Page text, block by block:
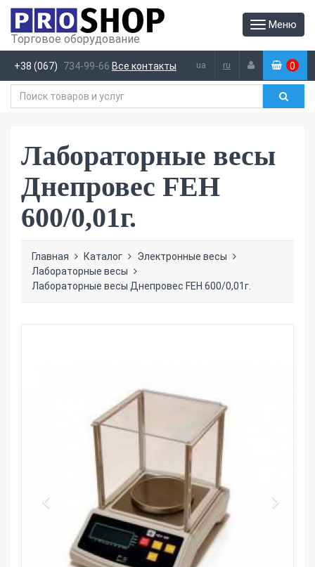
Меню
Торговое оборудование
+38 (067) 734-99-66 Все контакты ua ru (0 )
Лабораторные весы
Днепровес FEH
600/0,01г.
Главная Каталог
Электронные весы
Лабораторные весы
Лабораторные весы Днепровес FEH 600/0,01г.